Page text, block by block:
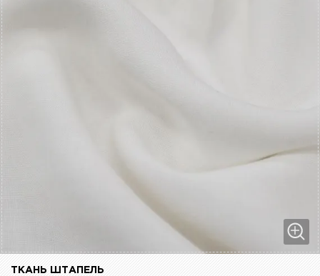
ТКАНЬ ШТАПЕЛЬ